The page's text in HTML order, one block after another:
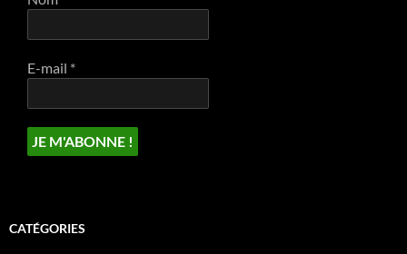
E-mail *
CATÉGORIES